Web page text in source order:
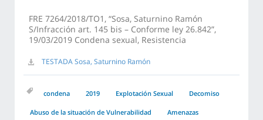
FRE 7264/2018/TO1, “Sosa, Saturnino Ramón
S/Infracción art. 145 bis – Conforme ley 26.842”,
19/03/2019 Condena sexual, Resistencia
TESTADA Sosa, Saturnino Ramón
condena 2019 Explotación Sexual Decomiso
Abuso de la situación de Vulnerabilidad Amenazas